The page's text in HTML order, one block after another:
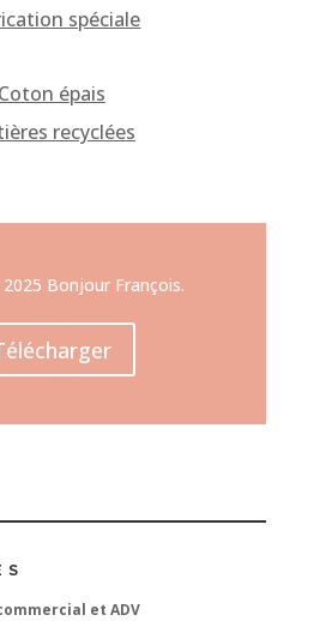
spéciale
Coton épais
recyclées
Bonjour François.
et ADV